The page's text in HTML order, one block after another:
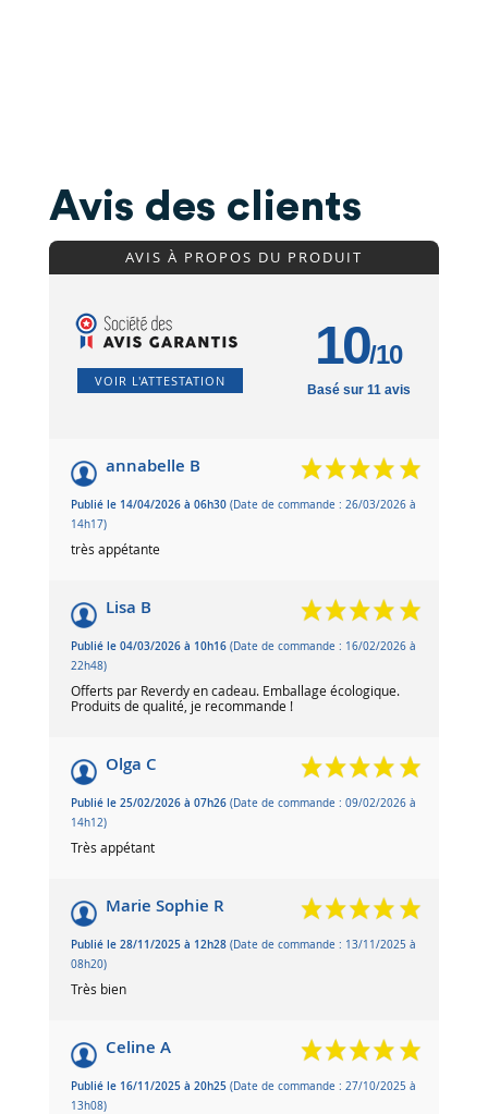
Avis des clients
AVIS À PROPOS DU PRODUIT
VOIR L'ATTESTATION
10/10
Basé sur 11 avis
annabelle B
Publié le 14/04/2026 à 06h30(Date de commande : 26/03/2026 à
14h17)
très appétante
Lisa B
Publié le 04/03/2026 à 10h16(Date de commande : 16/02/2026 à
22h48)
Offerts par Reverdy en cadeau. Emballage écologique.
Produits de qualité, je recommande !
Olga C
Publié le 25/02/2026 à 07h26(Date de commande : 09/02/2026 à
14h12)
Très appétant
Marie Sophie R
Publié le 28/11/2025 à 12h28(Date de commande : 13/11/2025 à
08h20)
Très bien
Celine A
Publié le 16/11/2025 à 20h25(Date de commande : 27/10/2025 à
13h08)